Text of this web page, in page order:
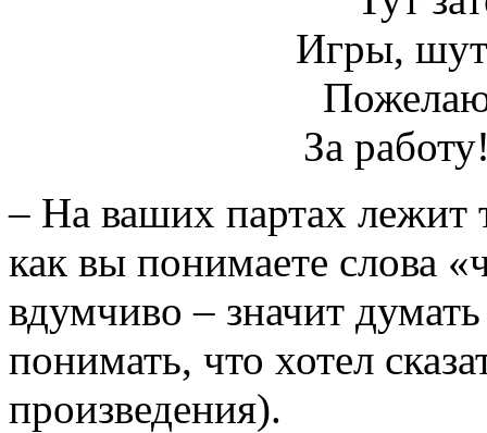
Игры,
За
– На ваших партах лежит
как вы понимаете слова
вдумчиво – значит
понимать, что хотел
произведения).